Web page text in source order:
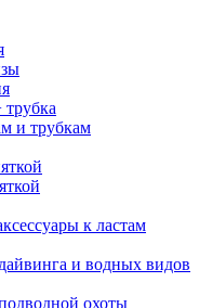
и трубкам
к ластам
и водных видов
охоты